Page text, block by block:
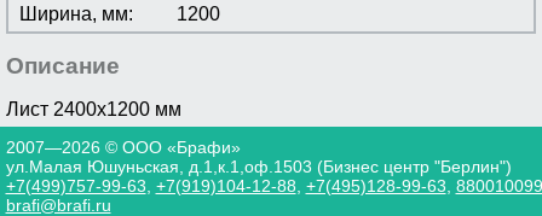
Ширина, мм:
1200
Описание
Лист 2400х1200 мм
2007—2026 © ООО «Брафи»
ул.Малая Юшуньская, д.1,к.1,оф.1503 (Бизнес центр "Берлин")
+7(499)757-99-63 +7(919)104-12-88 +7(495)128-99-63
brafi@brafi.ru